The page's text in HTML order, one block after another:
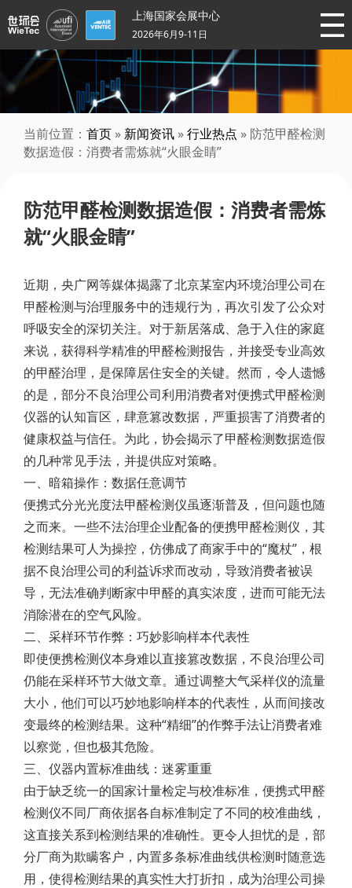
上海国家会展中心
2026年6月9-11日
当前位置： 首页 » 新闻资讯 »行业热点 » 防范甲醛检测
数据造假：消费者需炼就“火眼金睛”
防范甲醛检测数据造假：消费者需炼
就“火眼金睛”
近期，央广网等媒体揭露了北京某室内环境治理公司在
甲醛检测与治理服务中的违规行为，再次引发了公众对
呼吸安全的深切关注。对于新居落成、急于入住的家庭
来说，获得科学精准的甲醛检测报告，并接受专业高效
的甲醛治理，是保障居住安全的关键。然而，令人遗憾
的是，部分不良治理公司利用消费者对便携式甲醛检测
仪器的认知盲区，肆意篡改数据，严重损害了消费者的
健康权益与信任。为此，协会揭示了甲醛检测数据造假
的几种常见手法，并提供应对策略。
一、暗箱操作：数据任意调节
便携式分光光度法甲醛检测仪虽逐渐普及，但问题也随
之而来。一些不法治理企业配备的便携甲醛检测仪，其
检测结果可人为操控，仿佛成了商家手中的“魔杖”，根
据不良治理公司的利益诉求而改动，导致消费者被误
导，无法准确判断家中甲醛的真实浓度，进而可能无法
消除潜在的空气风险。
二、采样环节作弊：巧妙影响样本代表性
即使便携检测仪本身难以直接篡改数据，不良治理公司
仍能在采样环节大做文章。通过调整大气采样仪的流量
大小，他们可以巧妙地影响样本的代表性，从而间接改
变最终的检测结果。这种“精细”的作弊手法让消费者难
以察觉，但也极其危险。
三、仪器内置标准曲线：迷雾重重
由于缺乏统一的国家计量检定与校准标准，便携式甲醛
检测仪不同厂商依据各自标准制定了不同的校准曲线，
这直接关系到检测结果的准确性。更令人担忧的是，部
分厂商为欺瞒客户，内置多条标准曲线供检测时随意选
用，使得检测结果的真实性大打折扣，成为治理公司操